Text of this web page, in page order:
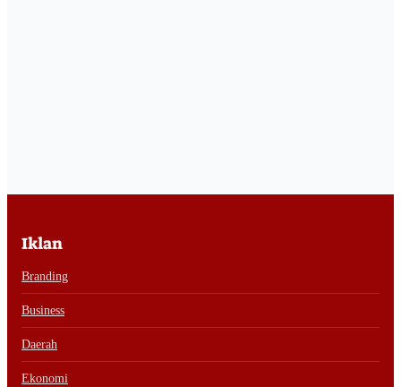
Iklan
Branding
Business
Daerah
Ekonomi